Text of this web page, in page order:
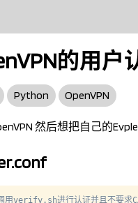
的用户
Python OpenVPN
然后想把自己的
用verify.sh进行认证并且不要求